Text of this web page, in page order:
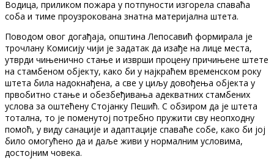
Водица, приликом пожара у потпуности изгорела спаваћа
соба и тиме проузрокована знатна материјална штета.
Поводом овог догађаја, општина Лепосавић формирала је
трочлану Комисију чији је задатак да изађе на лице места,
утврди чињенично стање и изврши процену причињене штете
на стамбеном објекту, како би у најкраћем временском року
штета била надокнађена, а све у циљу довођења објекта у
првобитно стање и обезбеђивања адекватних стамбених
услова за оштећену Стојанку Пешић. С обзиром да је штета
тотална, то је поменутој потребно пружити сву неопходну
помоћ, у виду санације и адаптације спаваће собе, како би јој
било омогућено да и даље живи у нормалним условима,
достојним човека.